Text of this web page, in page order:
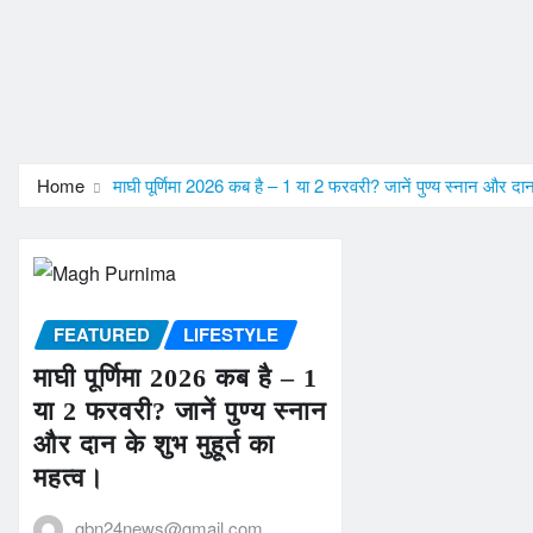
Home माघी पूर्णिमा 2026 कब है – 1 या 2 फरवरी? जानें पुण्य स्नान और
FEATURED LIFESTYLE
माघी पूर्णिमा 2026 कब है – 1
या 2 फरवरी? जानें पुण्य स्नान
और दान के शुभ मुहूर्त का
महत्व।
gbn24news@gmail.com